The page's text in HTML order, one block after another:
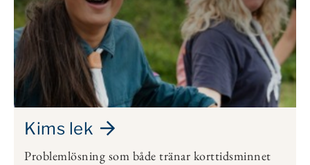
Kims lek
Problemlösning som både tränar korttidsminnet